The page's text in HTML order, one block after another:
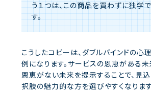
う１つは、この商品を買わずに独学
す。
こうしたコピーは、ダブルバインドの心
例になります。サービスの恩恵がある未
恩恵がない未来を提示することで、見
択肢の魅力的な方を選びやすくなります